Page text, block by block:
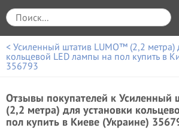
< Усиленный штатив LUMO™ (2,2 метра)
кольцевой LED лампы на пол купить в
356793
Отзывы покупателей к Усиленный
(2,2 метра) для установки
пол купить в Киеве (Украине)